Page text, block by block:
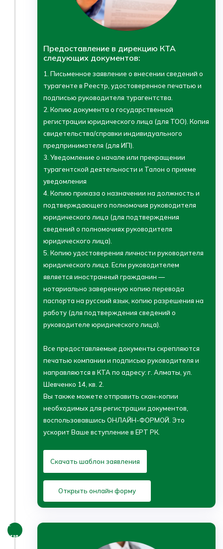
Предоставление в дирекцию КТА
следующих документов:
1. Письменное заявление о внесении сведений о
турагенте в Реестр, удостоверенное печатью и
подписью руководителя турагентства.
2. Копию документа о государственной
регистрации юридического лица (для ТОО). Копия
свидетельства/справки индивидуального
предпринимателя (для ИП).
3. Уведомление о начале или прекращении
турагентской деятельности и Талон о приеме
уведомления
4. Копию приказа о назначении на должность и
подтверждающего полномочия руководителя
юридического лица (для подтверждения
сведений о полномочиях руководителя
юридического лица).
5. Копию удостоверения личности руководителя
юридического лица. Если руководителем
является иностранный гражданин —
нотариально заверенную копию перевода
паспорта на русский язык, копию разрешения на
работу (для подтверждения сведений о
руководителе юридического лица).
Все предоставляемые документы скрепляются
печатью компании и подписью руководителя и
направляются в КТА по адресу: г. Алматы, ул.
Шевченко 14, кв. 2.
Вы также можете отправить скан-копии
необходимых для регистрации документов,
воспользовавшись ОНЛАЙН-ФОРМОЙ. Это
ускорит Ваше вступление в ЕРТ РК.
Скачать шаблон заявления
Открыть онлайн форму
2
этап